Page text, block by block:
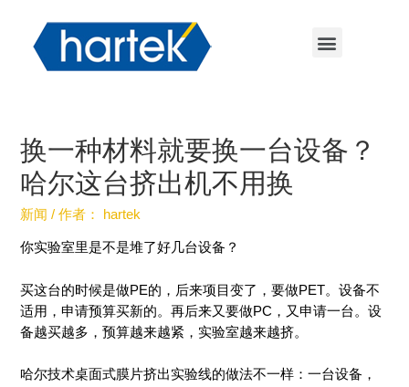
换一种材料就要换一台设备？
哈尔这台挤出机不用换
新闻 / 作者： hartek
你实验室里是不是堆了好几台设备？
买这台的时候是做PE的，后来项目变了，要做PET。设备不
适用，申请预算买新的。再后来又要做PC，又申请一台。设
备越买越多，预算越来越紧，实验室越来越挤。
哈尔技术桌面式膜片挤出实验线的做法不一样：一台设备，